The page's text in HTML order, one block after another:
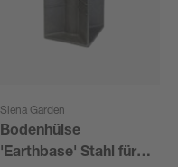
Siena Garden
Bodenhülse
'Earthbase' Stahl für